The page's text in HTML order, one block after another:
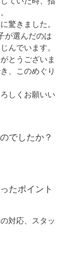
驚きました。
が選んだのは
んでいます。
とうございま
、このめぐり
しくお願いい
でしたか？
たポイント
対応、スタッ